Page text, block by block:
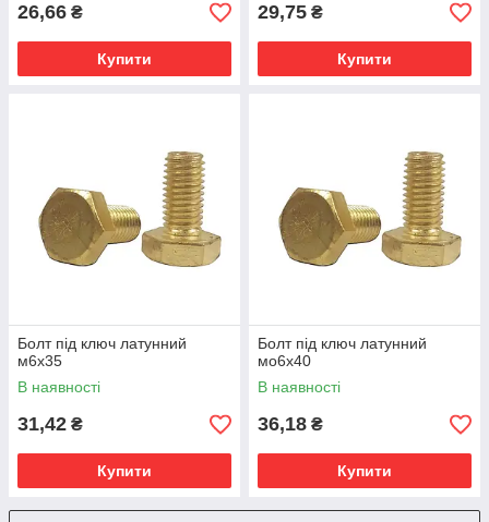
26,66 ₴
Купити
29,75 ₴
Купити
Болт під ключ латунний
м6х35
В наявності
31,42 ₴
Купити
Болт під ключ латунний
мо6х40
В наявності
36,18 ₴
Купити